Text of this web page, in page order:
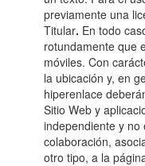
previamente una
Titular. En todo
rotundamente que
móviles. Con
la ubicación y, en
hiperenlace
Sitio Web y
independiente y
colaboración,
otro tipo, a la